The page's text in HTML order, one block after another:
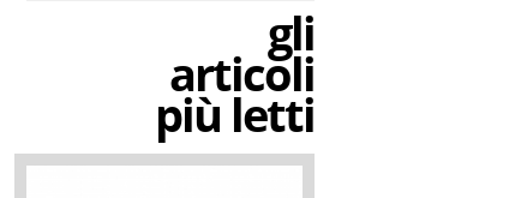
gli
articoli
più letti